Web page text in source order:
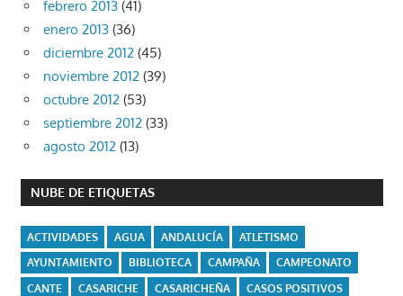
febrero 2013 (41)
enero 2013 (36)
diciembre 2012 (45)
noviembre 2012 (39)
octubre 2012 (53)
septiembre 2012 (33)
agosto 2012 (13)
NUBE DE ETIQUETAS
ACTIVIDADES AGUA ANDALUCÍA
ATLETISMO
AYUNTAMIENTO
BIBLIOTECA CAMPAÑA
CAMPEONATO
CANTE
CASARICHE CASARICHEÑA
CASOS POSITIVOS